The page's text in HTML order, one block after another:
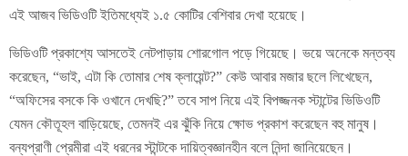
এই আজব ভিডিওটি ইতিমধ্যেই ১.৫ কোটির বেশিবার দেখা হয়েছে।
ভিডিওটি প্রকাশ্যে আসতেই নেটপাড়ায় শোরগোল পড়ে গিয়েছে। ভয়ে অনেকে মন্তব্য
করেছেন, “ভাই, এটা কি তোমার শেষ ক্লায়েন্ট?” কেউ আবার মজার ছলে লিখেছেন,
“অফিসের বসকে কি ওখানে দেখছি?” তবে সাপ নিয়ে এই বিপজ্জনক স্টান্টের ভিডিওটি
যেমন কৌতূহল বাড়িয়েছে, তেমনই এর ঝুঁকি নিয়ে ক্ষোভ প্রকাশ করেছেন বহু মানুষ।
বন্যপ্রাণী প্রেমীরা এই ধরনের স্টান্টকে দায়িত্বজ্ঞানহীন বলে নিন্দা জানিয়েছেন।